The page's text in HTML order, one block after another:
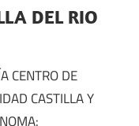
DEL RIO
CENTRO DE
CASTILLA Y